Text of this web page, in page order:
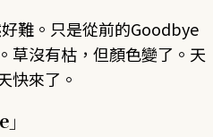
難。只是從前的Goodbye
草沒有枯，但顏色變了。天
快來了。